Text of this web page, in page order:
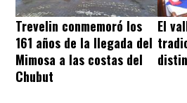
Trevelin conmemoró los
161 años de la llegada del
Mimosa a las costas del
Chubut
El